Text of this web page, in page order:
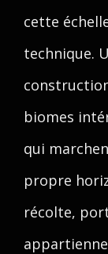
cette
technique.
biomes
qui
propre
récolte,